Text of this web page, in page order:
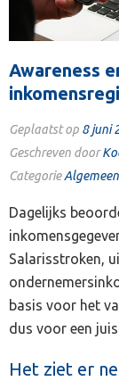
Awareness
Geplaatst op 8 juni
Geschreven door
CategorieAlgemeen
Dagelijks
Salarisstroken,
basis voor het
dus voor een
Het ziet er